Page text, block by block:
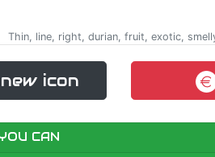
Thin, line, right, durian, fruit, exotic,
icon
CAN